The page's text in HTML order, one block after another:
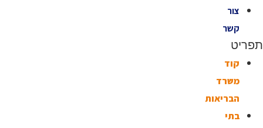
צור
קשר
תפריט
קוד
משרד
הבריאות
בתי